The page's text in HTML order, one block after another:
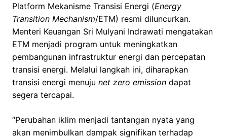
Platform Mekanisme Transisi Energi (Energy
Transition Mechanism/ETM) resmi diluncurkan.
Menteri Keuangan Sri Mulyani Indrawati mengatakan
ETM menjadi program untuk meningkatkan
pembangunan infrastruktur energi dan percepatan
transisi energi. Melalui langkah ini, diharapkan
transisi energi menuju net zero emission dapat
segera tercapai.
“Perubahan iklim menjadi tantangan nyata yang
akan menimbulkan dampak signifikan terhadap